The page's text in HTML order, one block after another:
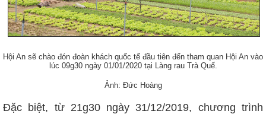
Hội An sẽ chào đón đoàn khách quốc tế đầu tiên đến tham quan Hội An vào
lúc 09g30 ngày 01/01/2020 tại Làng rau Trà Quế.
Ảnh: Đức Hoàng
Đặc biệt, từ 21g30 ngày 31/12/2019, chương trình